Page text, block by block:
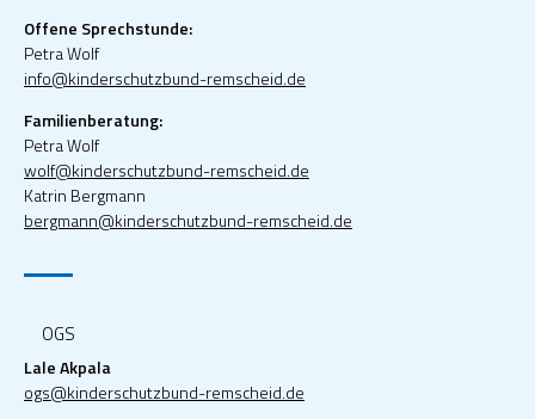
Offene Sprechstunde:
Petra Wolf
info@kinderschutzbund-remscheid.de
Familienberatung:
Petra Wolf
wolf@kinderschutzbund-remscheid.de
Katrin Bergmann
bergmann@kinderschutzbund-remscheid.de
OGS
Lale Akpala
ogs@kinderschutzbund-remscheid.de